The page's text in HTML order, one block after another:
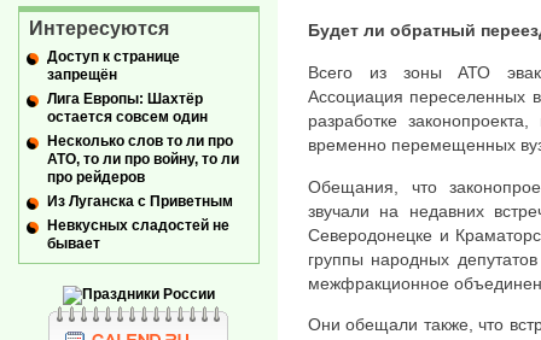
Будет ли обратный
Всего из зоны АТО
Ассоциация переселенных
разработке
временно перемещенных
Обещания, что
звучали на недавних
Северодонецке и
группы народных
межфракционное
Они обещали также, что
Интересуются
Доступ к странице
запрещён
Лига Европы: Шахтёр
остается совсем один
Несколько слов то ли про
АТО, то ли про войну, то ли
про рейдеров
Из Луганска с Приветным
Невкусных сладостей не
бывает